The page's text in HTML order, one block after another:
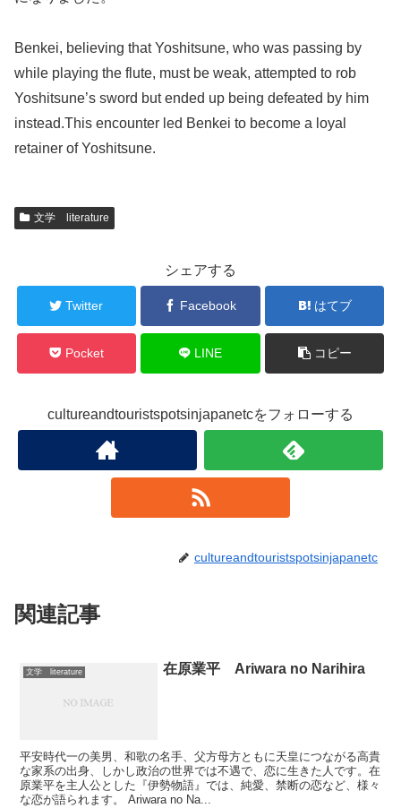
Benkei, believing that Yoshitsune, who was passing by
while playing the flute, must be weak, attempted to rob
Yoshitsune’s sword but ended up being defeated by him
instead.This encounter led Benkei to become a loyal
retainer of Yoshitsune.
文学 literature
シェアする
Twitter Facebook はてブ
Pocket LINE コピー
cultureandtouristspotsinjapanetcをフォローする
cultureandtouristspotsinjapanetc
関連記事
文学 literature 在原業平 Ariwara no Narihira
平安時代一の美男、和歌の名手、父方母方ともに天皇につながる高貴
な家系の出身、しかし政治の世界では不遇で、恋に生きた人です。在
原業平を主人公とした『伊勢物語』では、純愛、禁断の恋など、様々
な恋が語られます。 Ariwara no Na...